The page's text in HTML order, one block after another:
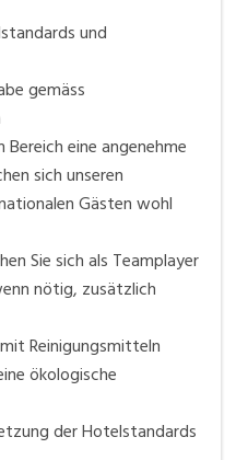
und
gemäss
eine angenehme
sich unseren
Gästen wohl
Sie sich als Teamplayer
nötig, zusätzlich
Reinigungsmitteln
ökologische
der Hotelstandards